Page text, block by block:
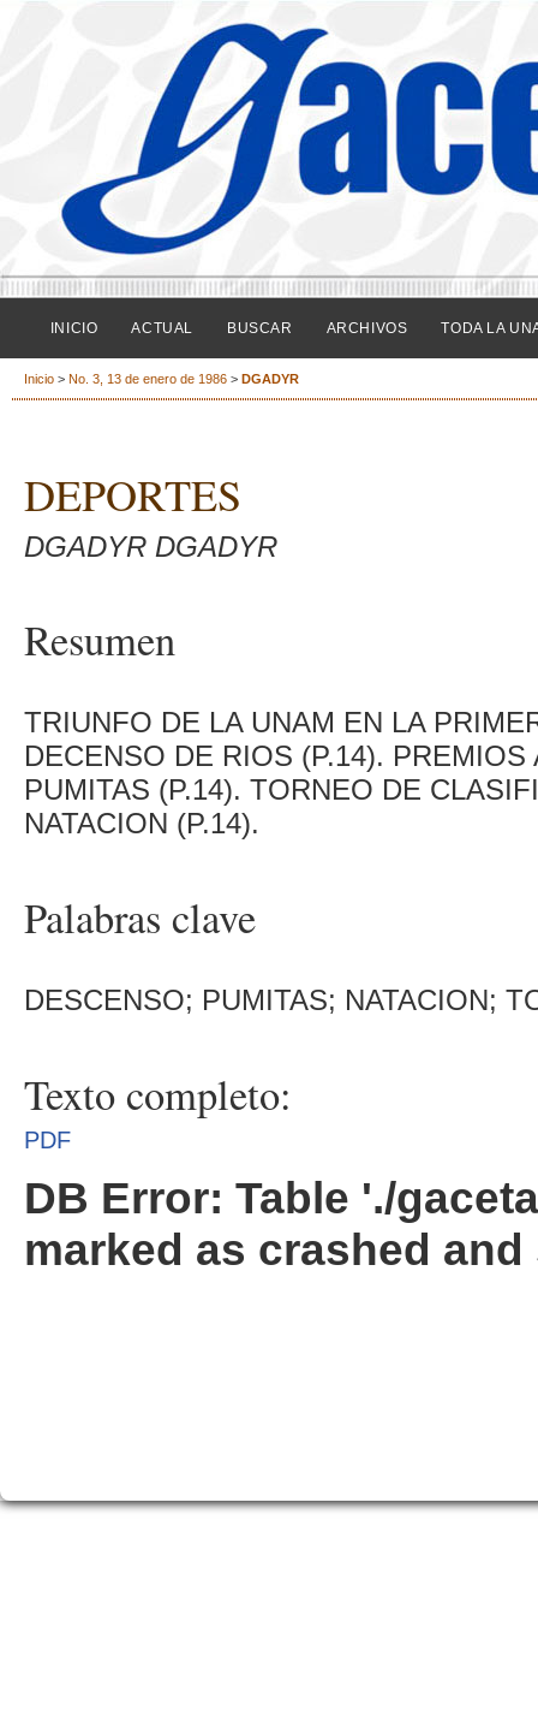
INICIO ACTUAL BUSCAR ARCHIVOS TODA LA
Inicio > No. 3, 13 de enero de 1986 > DGADYR
DEPORTES
DGADYR DGADYR
Resumen
TRIUNFO DE LA UNAM EN LA
DECENSO DE RIOS (P.14).
PUMITAS (P.14). TORNEO DE
NATACION (P.14).
Palabras clave
DESCENSO; PUMITAS; NATACION;
Texto completo:
PDF
DB Error: Table './
marked as crashed